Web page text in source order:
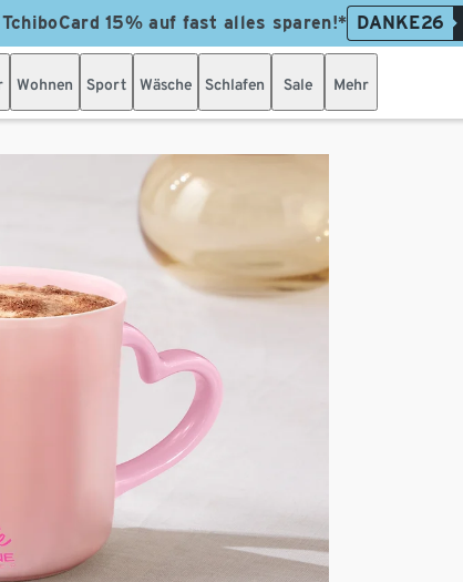
15% auf fast alles sparen!* DANKE26
Wohnen Sport Wäsche Schlafen Sale Mehr